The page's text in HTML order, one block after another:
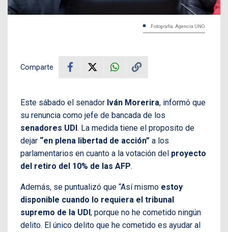
Fotografía: Agencia UNO
Comparte
Este sábado el senador Iván Morerira, informó que
su renuncia como jefe de bancada de los
senadores UDI. La medida tiene el proposito de
dejar “en plena libertad de acción” a los
parlamentarios en cuanto a la votación del proyecto
del retiro del 10% de las AFP.
Además, se puntualizó que “Así mismo estoy
disponible cuando lo requiera el tribunal
supremo de la UDI, porque no he cometido ningún
delito. El único delito que he cometido es ayudar al